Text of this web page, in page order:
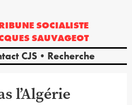
SOCIALISTE
SAUVAGEOT
CJS Recherche
l’Algérie